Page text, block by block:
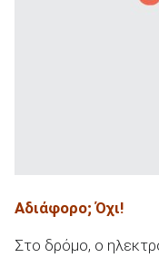
Αδιάφορο; Όχι!
Στο δρόμο, ο